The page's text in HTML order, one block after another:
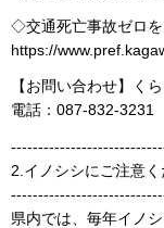
◇交通死亡事故ゼロ
https://
【お問い合わせ】く
電話：087-832-3231
2.イノシシにご注意
県内では、毎年イノ